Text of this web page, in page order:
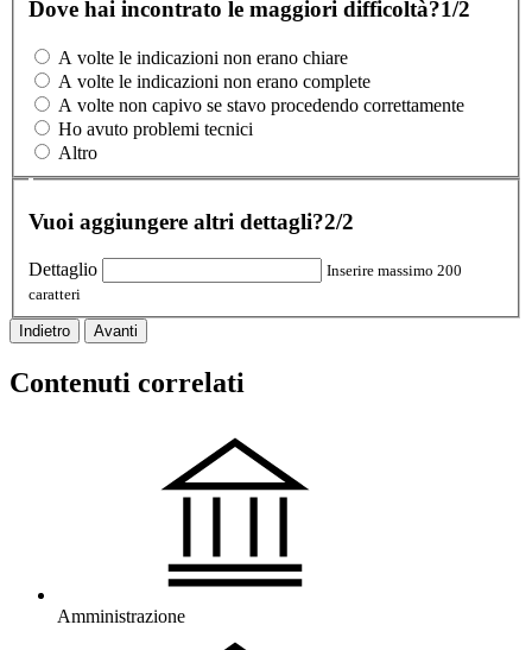
Dove hai incontrato le maggiori difficoltà?1/2
A volte le indicazioni non erano chiare
A volte le indicazioni non erano complete
A volte non capivo se stavo procedendo correttamente
Ho avuto problemi tecnici
Altro
Vuoi aggiungere altri dettagli?2/2
Dettaglio
Inserire massimo 200
caratteri
Indietro Avanti
Contenuti correlati
Amministrazione